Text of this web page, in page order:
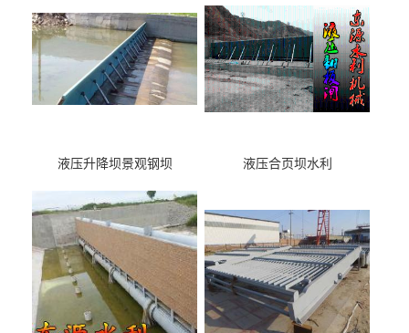
液压升降坝景观钢坝 液压合页坝水利